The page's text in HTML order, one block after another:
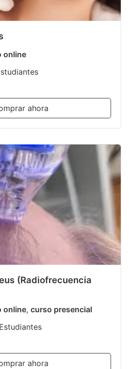
online
ahora
(Radiofrecuencia
online, curso presencial
ahora